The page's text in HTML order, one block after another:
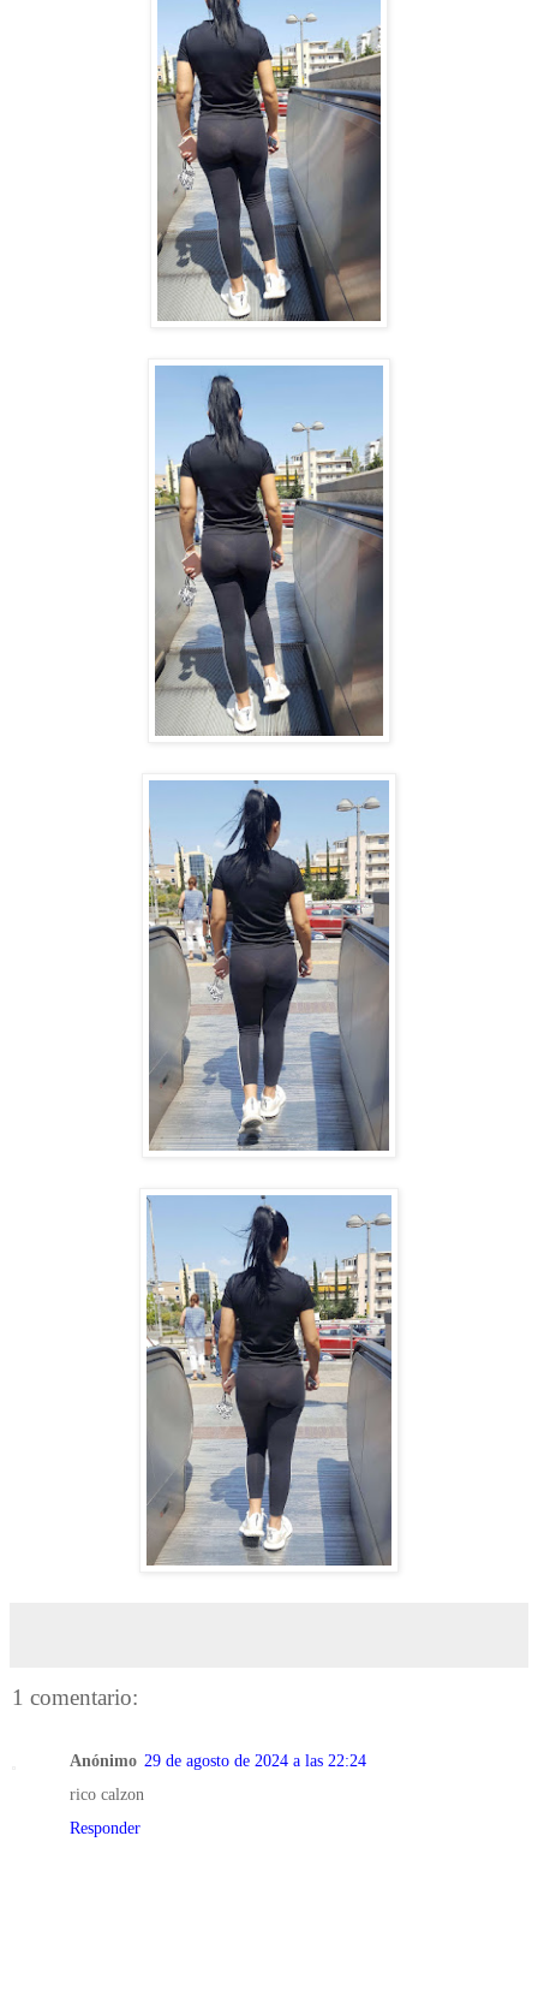
1 comentario:
Anónimo 29 de agosto de 2024 a las 22:24
rico calzon
Responder